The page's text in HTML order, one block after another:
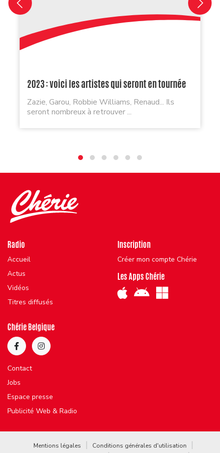
2023 : voici les artistes qui seront en tournée
Zazie, Garou, Robbie Williams, Renaud... Ils
seront nombreux à retrouver ...
Radio
Accueil
Actus
Vidéos
Titres diffusés
Inscription
Créer mon compte Chérie
Les Apps Chérie
Chérie Belgique
Contact
Jobs
Espace presse
Publicité Web & Radio
Mentions légales
Conditions générales d'utilisation